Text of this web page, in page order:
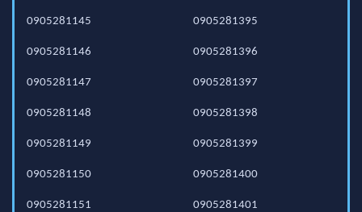
0905281145
0905281146
0905281147
0905281148
0905281149
0905281150
0905281151
0905281395
0905281396
0905281397
0905281398
0905281399
0905281400
0905281401